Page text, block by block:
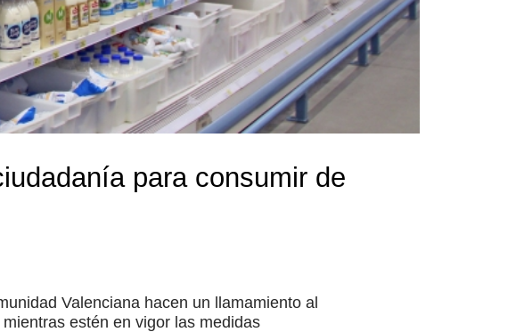
para consumir de
Valenciana hacen un llamamiento al
estén en vigor las medidas